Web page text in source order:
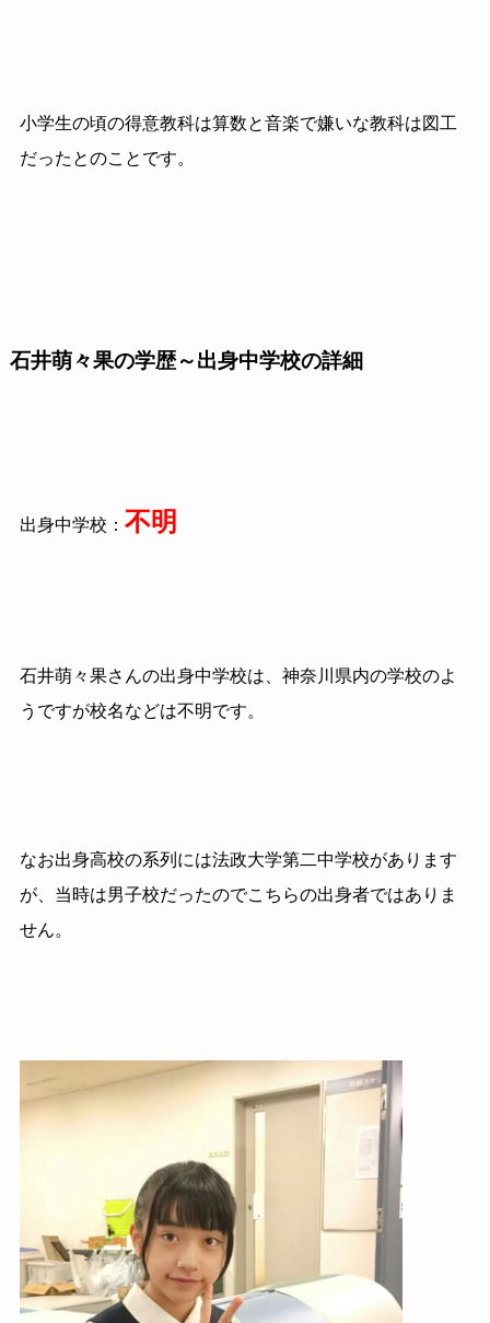
小学生の頃の得意教科は算数と音楽で嫌いな教科は図工
だったとのことです。
石井萌々果の学歴～出身中学校の詳細
出身中学校： 不明
石井萌々果さんの出身中学校は、神奈川県内の学校のよ
うですが校名などは不明です。
なお出身高校の系列には法政大学第二中学校があります
が、当時は男子校だったのでこちらの出身者ではありま
せん。